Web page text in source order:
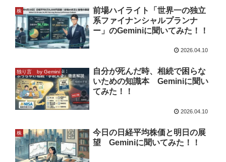
株
前場ハイライト「世界一の独立
系ファイナンシャルプランナ
ー」のGeminiに聞いてみた！！
2026.04.10
独り言 by Gemini
自分が死んだ時、相続で困らな
いための知識本 Geminiに聞い
てみた！！
2026.04.10
株
今日の日経平均株価と明日の展
望 Geminiに聞いてみた！！